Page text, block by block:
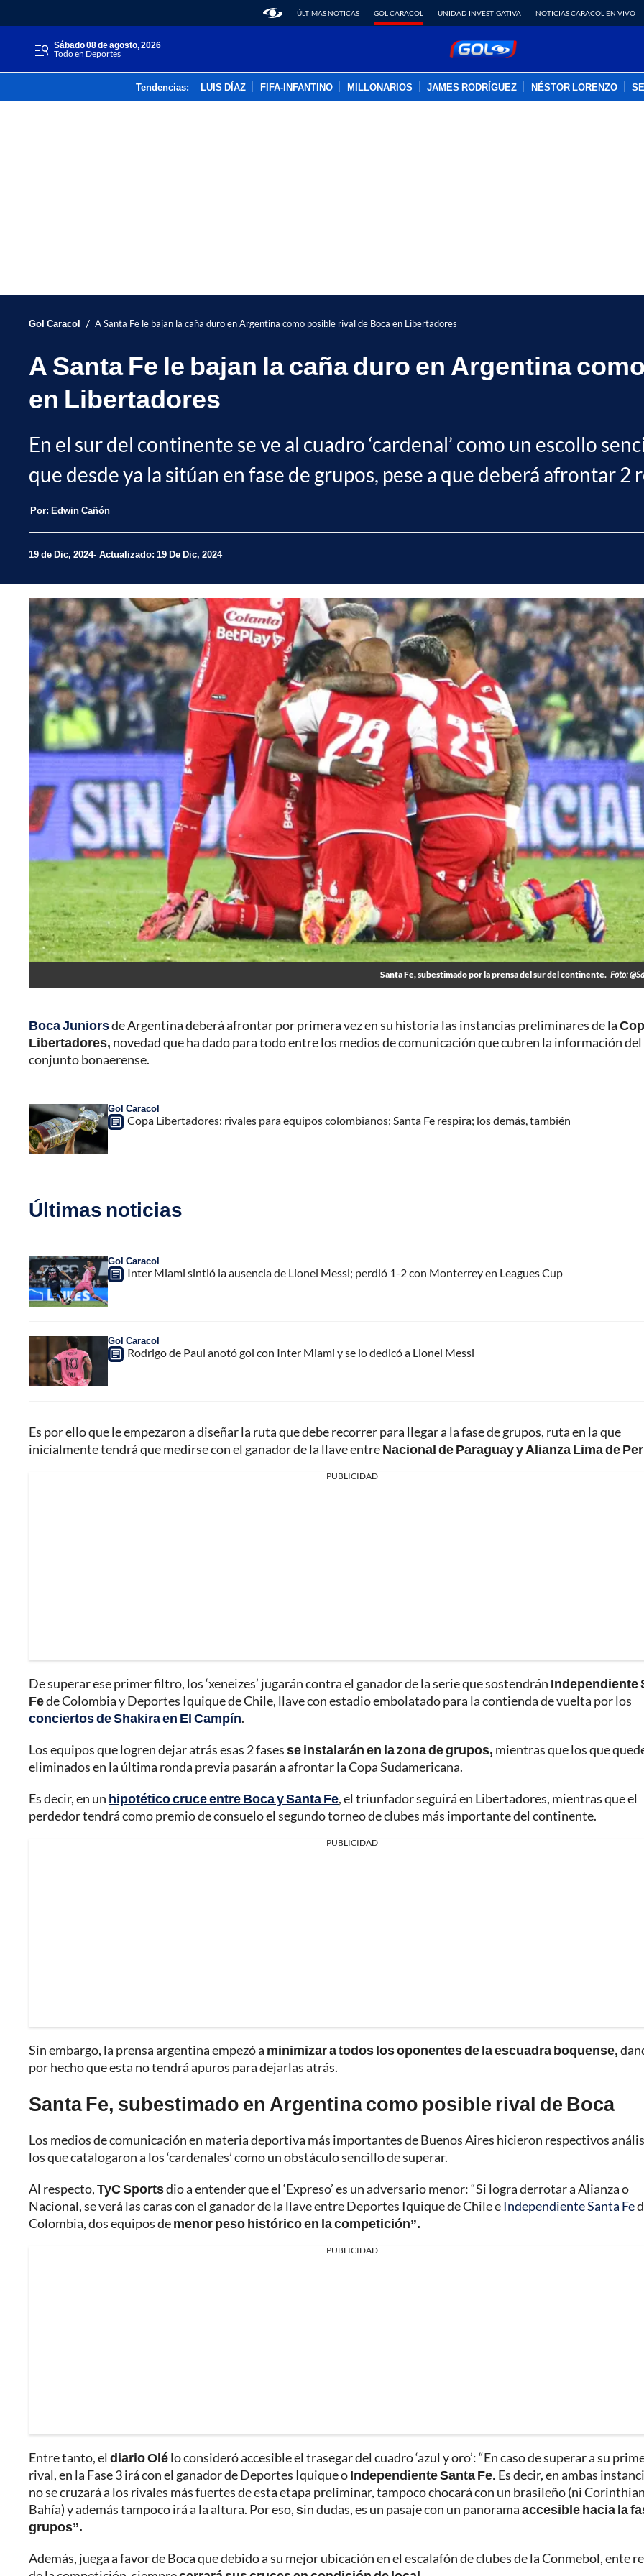
ÚLTIMAS NOTICAS GOL CARACOL UNIDAD INVESTIGATIVA NOTICIAS CARACOL EN VIVO
sábado 08 de agosto, 2026
Todo en Deportes
Tendencias: LUIS DÍAZ FIFA-INFANTINO MILLONARIOS JAMES RODRÍGUEZ NÉSTOR LORENZO
Gol Caracol / A Santa Fe le bajan la caña duro en Argentina como posible rival de Boca en Libertadores
A Santa Fe le bajan la caña duro en Argentina
en Libertadores
En el sur del continente se ve al cuadro ‘cardenal’ como un escollo
que desde ya la sitúan en fase de grupos, pese a que deberá afrontar 2
Por: Edwin Cañón
19 de Dic, 2024 Actualizado: 19 De Dic, 2024
Santa Fe, subestimado por la prensa del sur del continente. Foto:
Boca Juniorsde Argentina deberá afrontar por primera vez en su historia las instancias preliminares de la
Libertadores, novedad que ha dado para todo entre los medios de comunicación que cubren la información del
conjunto bonaerense.
Gol Caracol
Copa Libertadores: rivales para equipos colombianos; Santa Fe respira; los demás, también
Últimas noticias
Gol Caracol
Inter Miami sintió la ausencia de Lionel Messi; perdió 1-2 con Monterrey en Leagues Cup
Gol Caracol
Rodrigo de Paul anotó gol con Inter Miami y se lo dedicó a Lionel Messi
Es por ello que le empezaron a diseñar la ruta que debe recorrer para llegar a la fase de grupos, ruta en la que
inicialmente tendrá que medirse con el ganador de la llave entreNacional de Paraguay y Alianza Lima de
PUBLICIDAD
De superar ese primer filtro, los ‘xeneizes’ jugarán contra el ganador de la serie que sostendrán Independiente
Fede Colombia y Deportes Iquique de Chile, llave con estadio embolatado para la contienda de vuelta por los
conciertos de Shakira en El Campín.
Los equipos que logren dejar atrás esas 2 fasesse instalarán en la zona de grupos, mientras que los que
eliminados en la última ronda previa pasarán a afrontar la Copa Sudamericana.
Es decir, en un hipotético cruce entre Boca y Santa Fe, el triunfador seguirá en Libertadores, mientras que el
perdedor tendrá como premio de consuelo el segundo torneo de clubes más importante del continente.
PUBLICIDAD
Sin embargo, la prensa argentina empezó a minimizar a todos los oponentes de la escuadra boquense,
por hecho que esta no tendrá apuros para dejarlas atrás.
Santa Fe, subestimado en Argentina como posible rival de Boca
Los medios de comunicación en materia deportiva más importantes de Buenos Aires hicieron respectivos
los que catalogaron a los ‘cardenales’ como un obstáculo sencillo de superar.
Al respecto,TyC Sportsdio a entender que el ‘Expreso’ es un adversario menor: “Si logra derrotar a Alianza o
Nacional, se verá las caras con el ganador de la llave entre Deportes Iquique de Chile eIndependiente Santa Fe
Colombia, dos equipos demenor peso histórico en la competición”.
PUBLICIDAD
Entre tanto, el diario Olélo consideró accesible el trasegar del cuadro ‘azul y oro’: “En caso de superar a su
rival, en la Fase 3 irá con el ganador de Deportes Iquique oIndependiente Santa Fe. Es decir, en ambas
no se cruzará a los rivales más fuertes de esta etapa preliminar, tampoco chocará con un brasileño (ni
Bahía) y además tampoco irá a la altura. Por eso,sin dudas, es un pasaje con un panoramaaccesible hacia la
grupos”.
Además, juega a favor de Boca que debido a su mejor ubicación en el escalafón de clubes de la Conmebol, ente